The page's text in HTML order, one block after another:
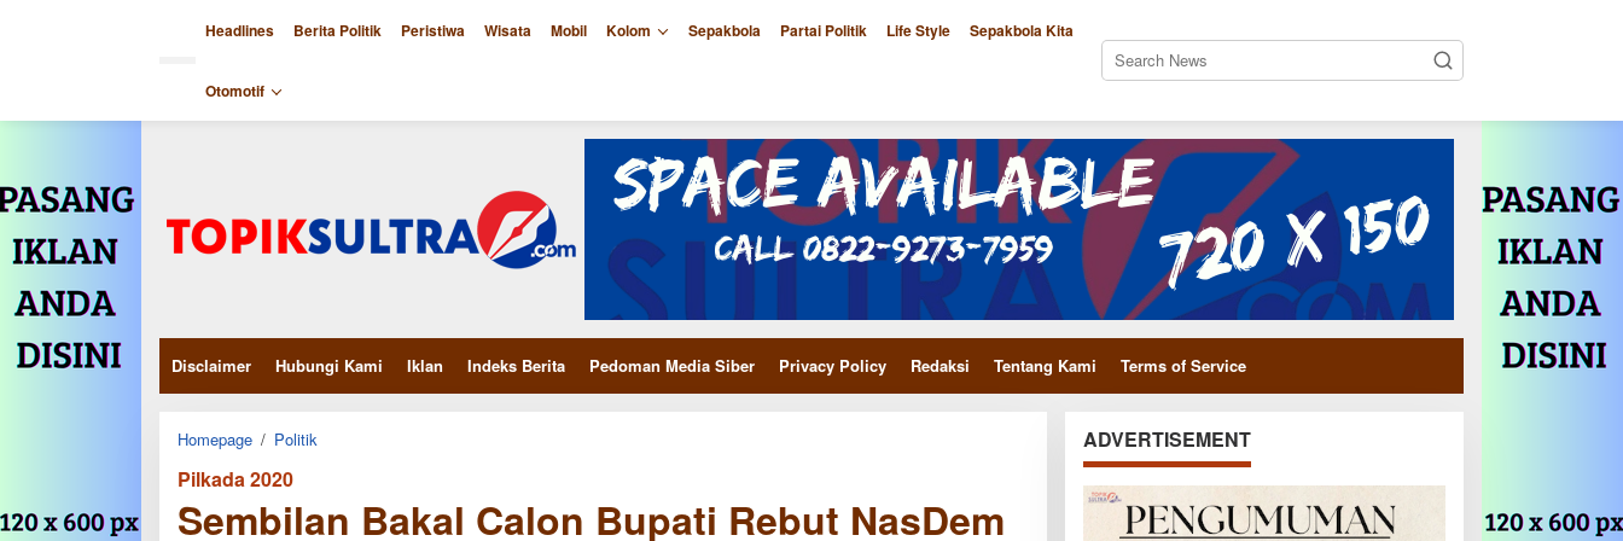
Headlines Berita Politik Peristiwa Wisata Mobil Kolom Sepakbola Partai Politik Life Style Sepakbola Kita
Otomotif
Disclaimer Hubungi Kami Iklan Indeks Berita Pedoman Media Siber Privacy Policy Redaksi Tentang Kami Terms of Service
Homepage / Politik
Rebut
NasDem
Pilkada 2020
Sembilan Bakal Calon Bupati Rebut NasDem
ADVERTISEMENT